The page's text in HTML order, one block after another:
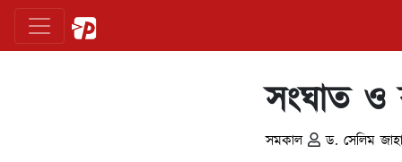
সংঘাত ও
সমকাল
ড. সেলিম